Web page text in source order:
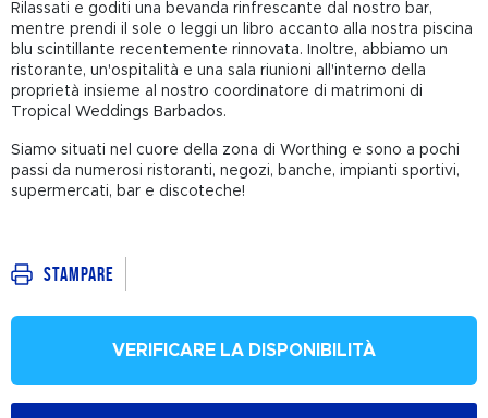
Rilassati e goditi una bevanda rinfrescante dal nostro bar,
mentre prendi il sole o leggi un libro accanto alla nostra piscina
blu scintillante recentemente rinnovata. Inoltre, abbiamo un
ristorante, un'ospitalità e una sala riunioni all'interno della
proprietà insieme al nostro coordinatore di matrimoni di
Tropical Weddings Barbados.
Siamo situati nel cuore della zona di Worthing e sono a pochi
passi da numerosi ristoranti, negozi, banche, impianti sportivi,
supermercati, bar e discoteche!
Stampare
VERIFICARE LA DISPONIBILITÀ